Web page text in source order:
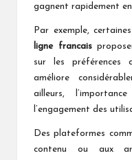
gagnent rapidement
Par exemple,
ligne francais
sur les préférences
améliore
ailleurs,
l’engagement des
Des plateformes
contenu ou aux